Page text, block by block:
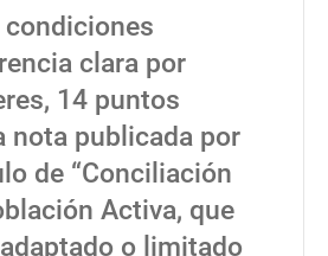
condiciones
clara por
14 puntos
nota publicada por
de “Conciliación
Activa, que
o limitado